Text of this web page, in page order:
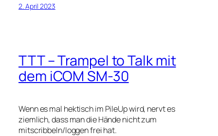
2. April 2023
TTT – Trampel to Talk mit
dem iCOM SM-30
Wenn es mal hektisch im PileUp wird, nervt es
ziemlich, dass man die Hände nicht zum
mitscribbeln/loggen frei hat.